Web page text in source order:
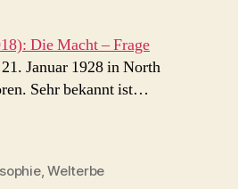
Die Macht – Frage
Januar 1928 in North
Sehr bekannt ist…
,Welterbe